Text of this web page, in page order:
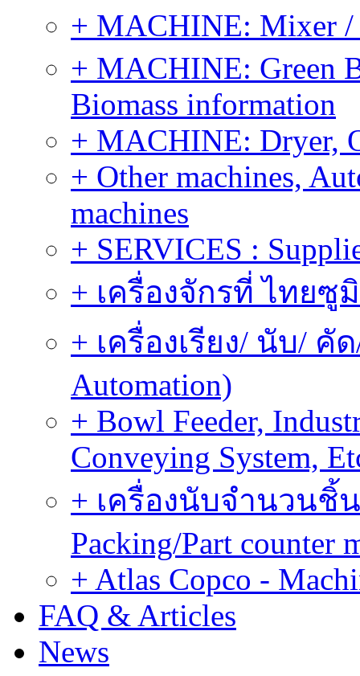
+ MACHINE: Mixer
+ MACHINE: Green
Biomass information
+ MACHINE: Dryer,
+ Other machines,
machines
+ SERVICES :
+ เครื่องจักรที่ ไทยซู
+ เครื่องเรียง/ นับ/ คั
Automation)
+ Bowl Feeder,
Conveying System,
+ เครื่องนับจำนวนชิ้
Packing/Part counter
+ Atlas Copco -
FAQ & Articles
News